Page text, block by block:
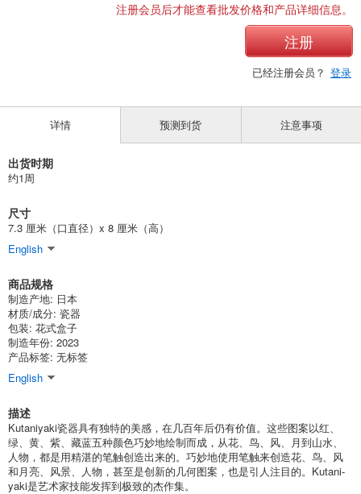
注册会员后才能查看批发价格和产品详细信息。
注册
已经注册会员？ 登录
详情
出货时期
约1周
尺寸
7.3 厘米（口直径）x 8 厘米（高）
English
商品规格
制造产地: 日本
材质/成分: 瓷器
包装: 花式盒子
制造年份: 2023
产品标签: 无标签
English
描述
Kutaniyaki瓷器具有独特的美感，在几百年后仍有价值。这些图案以红、
绿、黄、紫、藏蓝五种颜色巧妙地绘制而成，从花、鸟、风、月到山水、
人物，都是用精湛的笔触创造出来的。巧妙地使用笔触来创造花、鸟、风
和月亮、风景、人物，甚至是创新的几何图案，也是引人注目的。Kutani-
yaki是艺术家技能发挥到极致的杰作集。
预测到货 注意事项